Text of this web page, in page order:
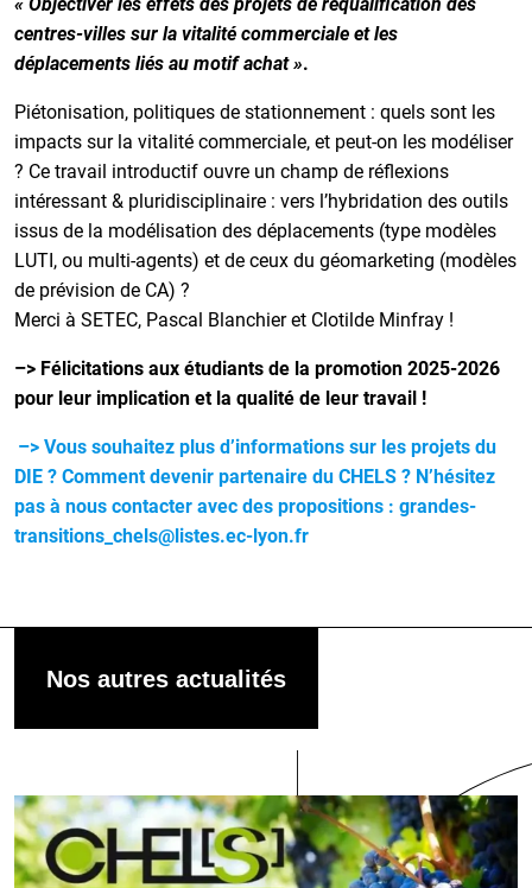
« Objectiver les effets des projets de requalification des
centres-villes sur la vitalité commerciale et les
déplacements liés au motif achat ».
Piétonisation, politiques de stationnement : quels sont les
impacts sur la vitalité commerciale, et peut-on les modéliser
? Ce travail introductif ouvre un champ de réflexions
intéressant & pluridisciplinaire : vers l’hybridation des outils
issus de la modélisation des déplacements (type modèles
LUTI, ou multi-agents) et de ceux du géomarketing (modèles
de prévision de CA) ?
Merci à SETEC, Pascal Blanchier et Clotilde Minfray !
–> Félicitations aux étudiants de la promotion 2025-2026
pour leur implication et la qualité de leur travail !
–> Vous souhaitez plus d’informations sur les projets du
DIE ? Comment devenir partenaire du CHELS ? N’hésitez
pas à nous contacter avec des propositions : grandes-
transitions_chels@listes.ec-lyon.fr
Nos autres actualités